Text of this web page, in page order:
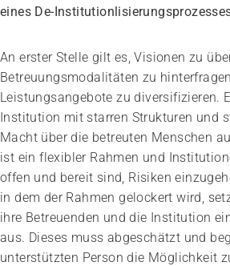
eines De-
An erster Stelle gilt es, Visionen zu
Betreuungsmodalitäten zu
Leistungsangebote zu diversifizieren.
Institution mit starren Strukturen und
Macht über die betreuten Menschen
ist ein flexibler Rahmen und
offen und bereit sind, Risiken
in dem der Rahmen gelockert wird,
ihre Betreuenden und die Institution
aus. Dieses muss abgeschätzt und
unterstützten Person die Möglichkeit